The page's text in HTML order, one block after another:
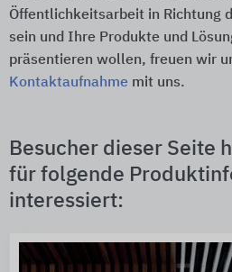
Öffentlichkeitsarbeit in Richtung
sein und Ihre Produkte und
präsentieren wollen, freuen wir
Kontaktaufnahme mit uns.
Besucher dieser Seite
für folgende
interessiert: